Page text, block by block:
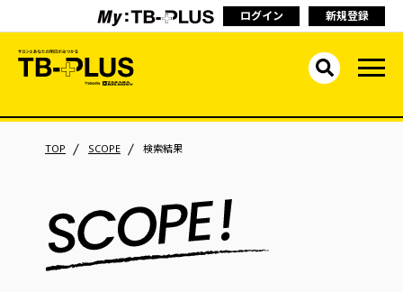
ログイン 新規登録
TOP SCOPE 検索結果